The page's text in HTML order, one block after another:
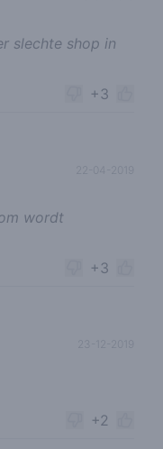
slechte shop in
+3
wordt
+3
23-12-2019
+2